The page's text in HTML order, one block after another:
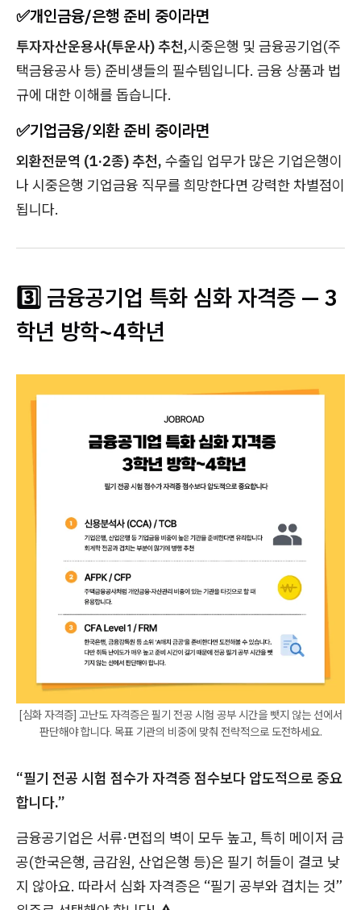
✅개인금융/은행 준비 중이라면
투자자산운용사(투운사) 추천,시중은행 및 금융공기업(주
택금융공사 등) 준비생들의 필수템입니다. 금융 상품과 법
규에 대한 이해를 돕습니다.
✅기업금융/외환 준비 중이라면
외환전문역 (1·2종) 추천, 수출입 업무가 많은 기업은행이
나 시중은행 기업금융 직무를 희망한다면 강력한 차별점이
됩니다.
3️⃣ 금융공기업 특화 심화 자격증 — 3
학년 방학~4학년
[심화 자격증] 고난도 자격증은 필기 전공 시험 공부 시간을 뺏지 않는 선에서
판단해야 합니다. 목표 기관의 비중에 맞춰 전략적으로 도전하세요.
“필기 전공 시험 점수가 자격증 점수보다 압도적으로 중요
합니다.”
금융공기업은 서류·면접의 벽이 모두 높고, 특히 메이저 금
공(한국은행, 금감원, 산업은행 등)은 필기 허들이 결코 낮
지 않아요. 따라서 심화 자격증은 “필기 공부와 겹치는 것”